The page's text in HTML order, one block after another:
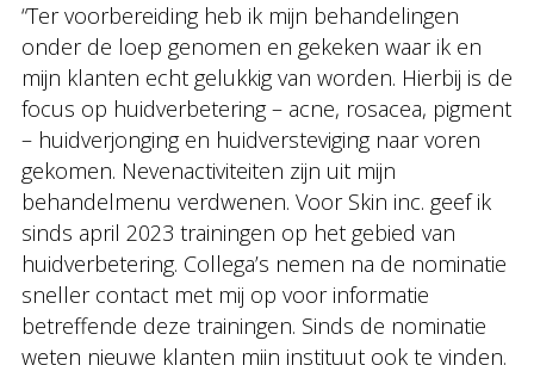
“Ter voorbereiding heb ik mijn behandelingen
onder de loep genomen en gekeken waar ik en
mijn klanten echt gelukkig van worden. Hierbij is de
focus op huidverbetering – acne, rosacea, pigment
– huidverjonging en huidversteviging naar voren
gekomen. Nevenactiviteiten zijn uit mijn
behandelmenu verdwenen. Voor Skin inc. geef ik
sinds april 2023 trainingen op het gebied van
huidverbetering. Collega’s nemen na de nominatie
sneller contact met mij op voor informatie
betreffende deze trainingen. Sinds de nominatie
weten nieuwe klanten mijn instituut ook te vinden.